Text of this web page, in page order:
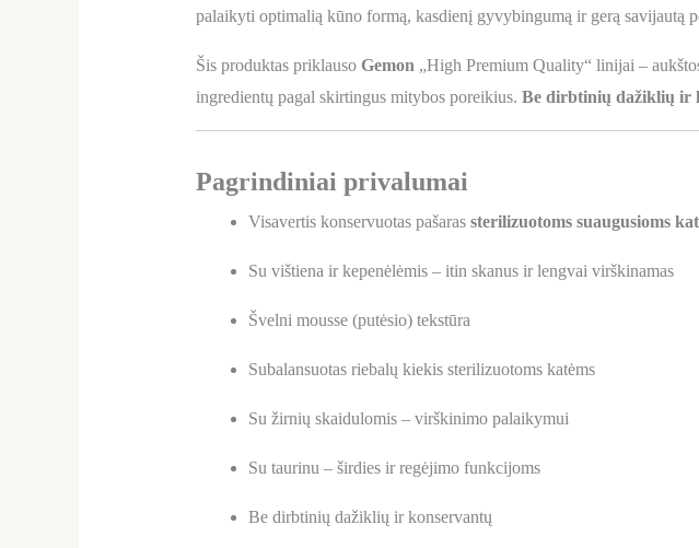
palaikyti optimalią kūno formą, kasdienį gyvybingumą ir gerą savijautą
Šis produktas priklauso Gemon„High Premium Quality“ linijai –
ingredientų pagal skirtingus mitybos poreikius. Be dirbtinių dažiklių ir
Pagrindiniai privalumai
Visavertis konservuotas pašaras sterilizuotoms suaugusioms
Su vištiena ir kepenėlėmis – itin skanus ir lengvai virškinamas
Švelni mousse (putėsio) tekstūra
Subalansuotas riebalų kiekis sterilizuotoms katėms
Su žirnių skaidulomis – virškinimo palaikymui
Su taurinu – širdies ir regėjimo funkcijoms
Be dirbtinių dažiklių ir konservantų